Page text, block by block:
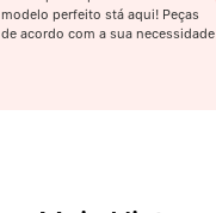
modelo perfeito stá aqui! Peças
de acordo com a sua necessidade